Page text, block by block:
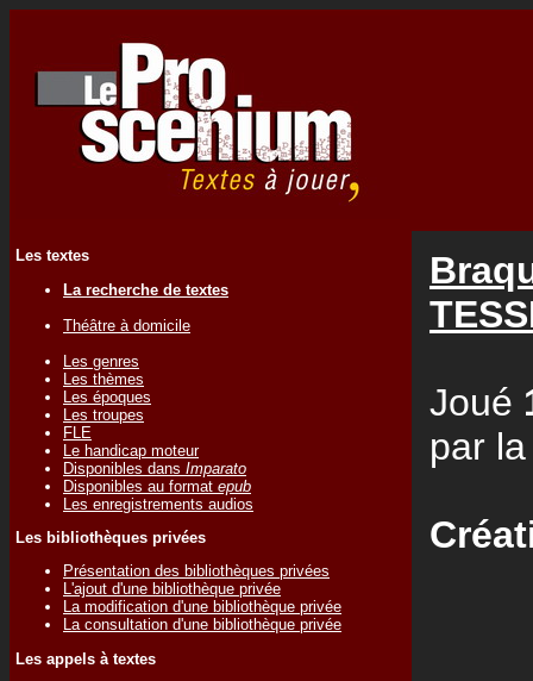
Les textes
La recherche de textes
Théâtre à domicile
Les genres
Les thèmes
Les époques
Les troupes
FLE
Le handicap moteur
Disponibles dans Imparato
Disponibles au format epub
Les enregistrements audios
Les bibliothèques privées
Présentation des bibliothèques privées
L'ajout d'une bibliothèque privée
La modification d'une bibliothèque privée
La consultation d'une bibliothèque privée
Les appels à textes
Joué
par